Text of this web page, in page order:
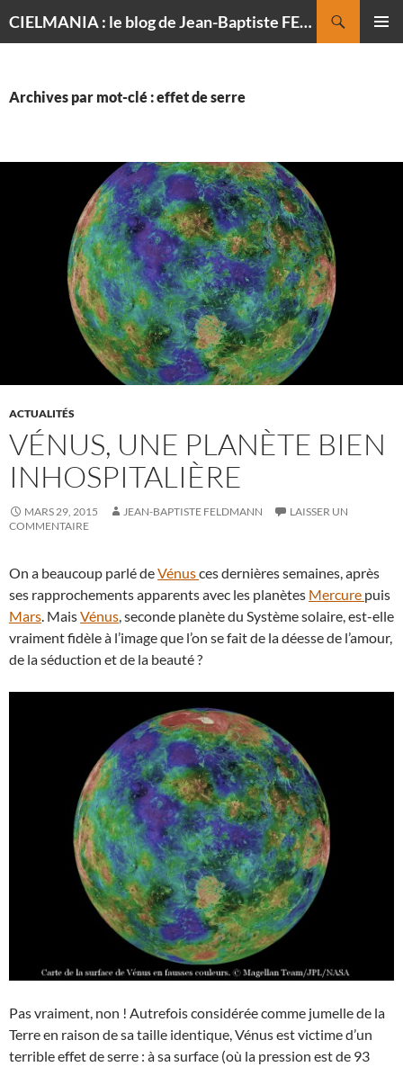
CIELMANIA : le blog de Jean-Baptiste FELDMANN, photographe du ciel
Archives par mot-clé : effet de serre
ACTUALITÉS
VÉNUS, UNE PLANÈTE BIEN
INHOSPITALIÈRE
MARS 29, 2015 JEAN-BAPTISTE FELDMANN
LAISSER UN
COMMENTAIRE
On a beaucoup parlé deVénusces dernières semaines, après
ses rapprochements apparents avec les planètes Mercure puis
Mars. MaisVénus, seconde planète du Système solaire, est-elle
vraiment fidèle à l’image que l’on se fait de la déesse de l’amour,
de la séduction et de la beauté ?
Pas vraiment, non ! Autrefois considérée comme jumelle de la
Terre en raison de sa taille identique, Vénus est victime d’un
terrible effet de serre : à sa surface (où la pression est de 93